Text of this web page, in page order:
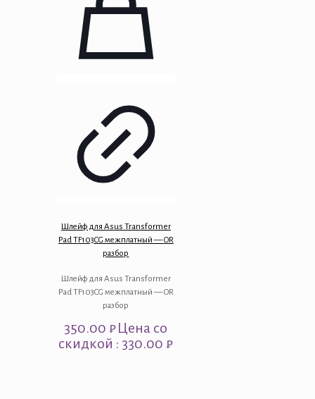
Шлейф для Asus Transformer
Pad TF103CG межплатный — OR
разбор
Шлейф для Asus Transformer
Pad TF103CG межплатный — OR
разбор
350.00₽Цена со
скидкой : 330.00 ₽